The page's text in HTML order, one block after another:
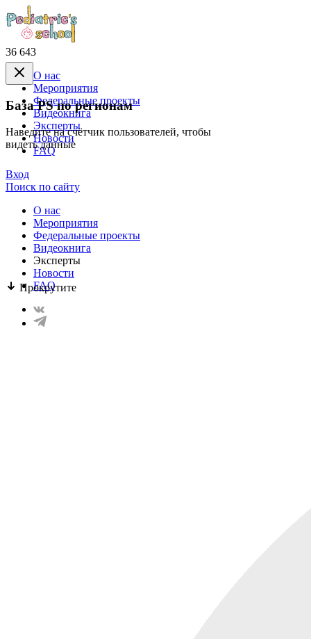
36 643
База PS по регионам
Наведите на счётчик пользователей, чтобы
видеть данные
Прокрутите
О нас
Mероприятия
Федеральные проекты
Видеокнига
Эксперты
Новости
FAQ
Вход
Поиск по сайту
О нас
Mероприятия
Федеральные проекты
Видеокнига
Эксперты
Новости
FAQ